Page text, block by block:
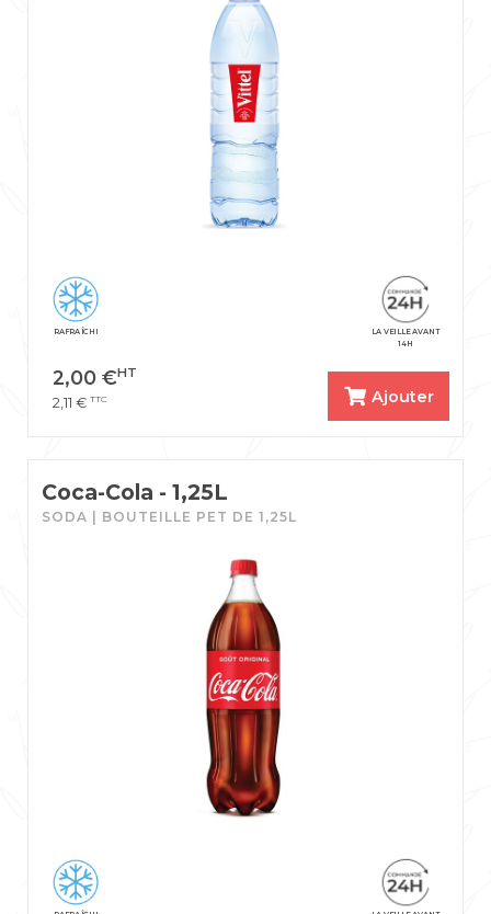
LA VEILLE AVANT
14H
RAFRAÎCHI
2,00 €HT
2,11 € TTC Ajouter
Coca-Cola - 1,25L
SODA | BOUTEILLE PET DE 1,25L